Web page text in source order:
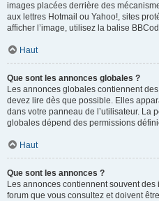
images placées derrière des
aux lettres Hotmail ou Yahoo!, sites
afficher l’image, utilisez la balise
Haut
Que sont les annonces globales ?
Les annonces globales contiennent
devez lire dès que possible. Elles
dans votre panneau de l’utilisateur. La
globales dépend des permissions
Haut
Que sont les annonces ?
Les annonces contiennent souvent
forum que vous consultez et doivent